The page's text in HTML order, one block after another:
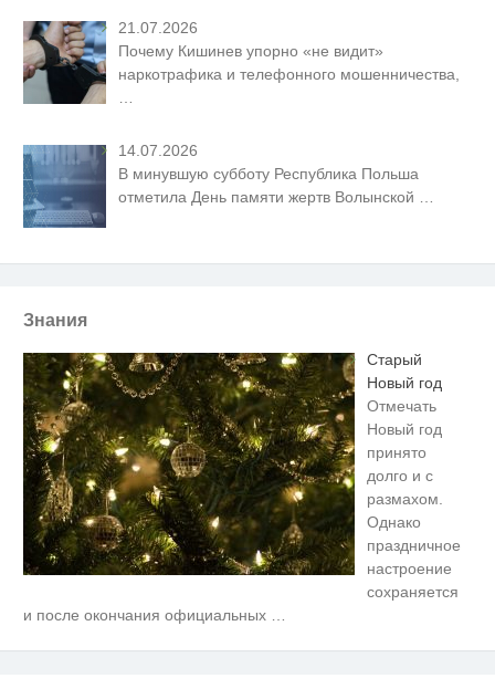
21.07.2026
Почему Кишинев упорно «не видит»
наркотрафика и телефонного мошенничества,
14.07.2026
В минувшую субботу Республика Польша
отметила День памяти жертв Волынской …
Знания
Старый
Новый год
Отмечать
Новый год
принято
долго и с
размахом.
Однако
праздничное
настроение
сохраняется
и после окончания официальных
а смеяться вы будете долго